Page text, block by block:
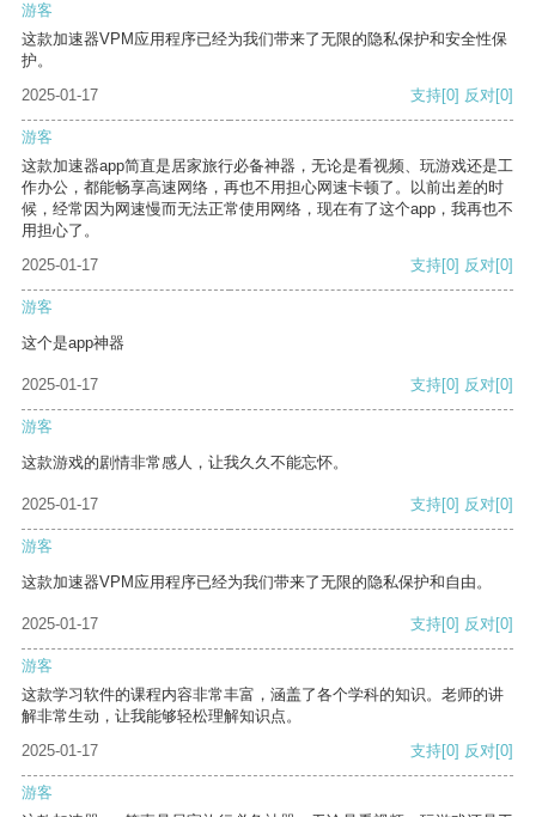
游客
这款加速器VPM应用程序已经为我们带来了无限的隐私保护和安全性保
护。
2025-01-17
支持[0] 反对[0]
游客
这款加速器app简直是居家旅行必备神器，无论是看视频、玩游戏还是工
作办公，都能畅享高速网络，再也不用担心网速卡顿了。以前出差的时
候，经常因为网速慢而无法正常使用网络，现在有了这个app，我再也不
用担心了。
2025-01-17
支持[0] 反对[0]
游客
这个是app神器
2025-01-17 支持[0] 反对[0]
游客
这款游戏的剧情非常感人，让我久久不能忘怀。
2025-01-17 支持[0] 反对[0]
游客
这款加速器VPM应用程序已经为我们带来了无限的隐私保护和自由。
2025-01-17 支持[0] 反对[0]
游客
这款学习软件的课程内容非常丰富，涵盖了各个学科的知识。老师的讲
解非常生动，让我能够轻松理解知识点。
2025-01-17
支持[0] 反对[0]
游客